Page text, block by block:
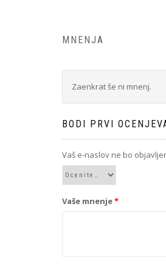
MNENJA
Zaenkrat še ni mnenj.
BODI PRVI
Vaš e-naslov ne bo
Vaše mnenje*